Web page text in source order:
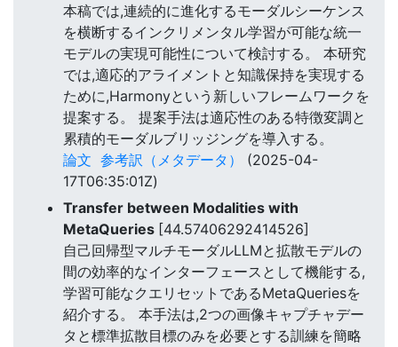
本稿では,連続的に進化するモーダルシーケンス
を横断するインクリメンタル学習が可能な統一
モデルの実現可能性について検討する。 本研究
では,適応的アライメントと知識保持を実現する
ために,Harmonyという新しいフレームワークを
提案する。 提案手法は適応性のある特徴変調と
累積的モーダルブリッジングを導入する。
論文 参考訳（メタデータ）
(2025-04-
17T06:35:01Z)
Transfer between Modalities with
MetaQueries [44.57406292414526]
自己回帰型マルチモーダルLLMと拡散モデルの
間の効率的なインターフェースとして機能する,
学習可能なクエリセットであるMetaQueriesを
紹介する。 本手法は,2つの画像キャプチャデー
タと標準拡散目標のみを必要とする訓練を簡略